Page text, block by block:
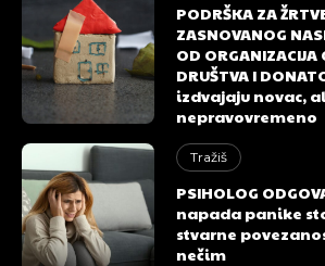
PODRŠKA ZA
ZASNOVANOG
OD ORGANIZACIJA
DRUŠTVA I
izdvajaju novac,
nepravovremeno
Tražiš
PSIHOLOG
napada panike
stvarne
nečim